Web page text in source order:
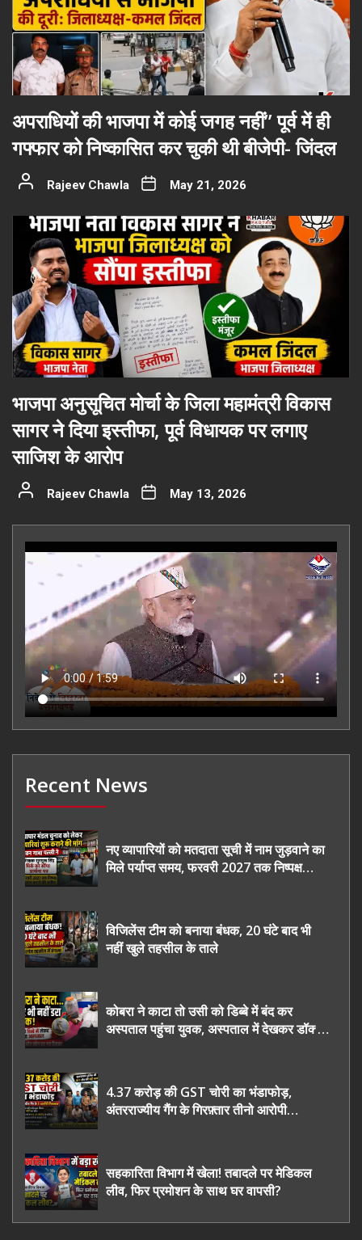
अपराधियों की भाजपा में कोई जगह नहीं” पूर्व में ही
गफ्फार को निष्कासित कर चुकी थी बीजेपी- जिंदल
Rajeev Chawla May 21, 2026
भाजपा अनुसूचित मोर्चा के जिला महामंत्री विकास
सागर ने दिया इस्तीफा, पूर्व विधायक पर लगाए
साजिश के आरोप
Rajeev Chawla May 13, 2026
Recent News
नए व्यापारियों को मतदाता सूची में नाम जुड़वाने का
मिले पर्याप्त समय, फरवरी 2027 तक निष्पक्ष
विजिलेंस टीम को बनाया बंधक, 20 घंटे बाद भी
नहीं खुले तहसील के ताले
कोबरा ने काटा तो उसी को डिब्बे में बंद कर
अस्पताल पहुंचा युवक, अस्पताल में देखकर डॉक्टर
4.37 करोड़ की GST चोरी का भंडाफोड़,
अंतरराज्यीय गैंग के गिरफ़्तार तीनो आरोपी
सहकारिता विभाग में खेला! तबादले पर मेडिकल
लीव, फिर प्रमोशन के साथ घर वापसी?